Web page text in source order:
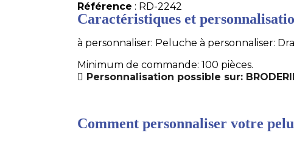
Référence : RD-2242
Caractéristiques et
à personnaliser: Peluche à personnaliser:
Minimum de commande: 100 pièces.
Personnalisation possible sur:
Comment personnaliser votre